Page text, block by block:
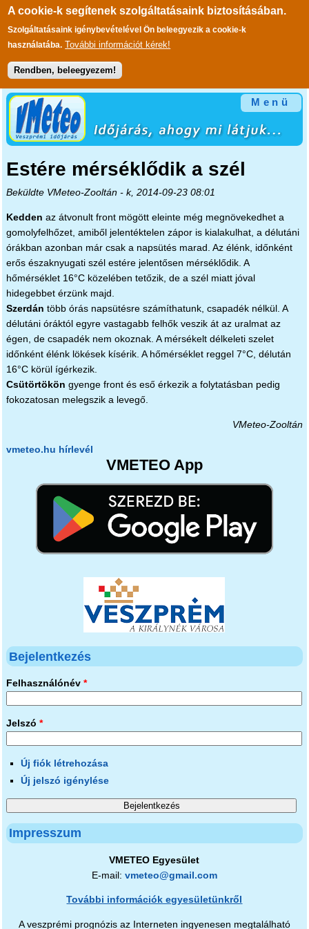
A cookie-k segítenek szolgáltatásaink biztosításában.
Szolgáltatásaink igénybevételével Ön beleegyezik a cookie-k
használatába. További információt kérek!
Rendben, beleegyezem!
Ugrás a tartalomra
Menü
Estére mérséklődik a szél
Beküldte VMeteo-Zooltán- k, 2014-09-23 08:01
Kedden az átvonult front mögött eleinte még megnövekedhet a
gomolyfelhőzet, amiből jelentéktelen zápor is kialakulhat, a délutáni
órákban azonban már csak a napsütés marad. Az élénk, időnként
erős északnyugati szél estére jelentősen mérséklődik. A
hőmérséklet 16°C közelében tetőzik, de a szél miatt jóval
hidegebbet érzünk majd.
Szerdán több órás napsütésre számíthatunk, csapadék nélkül. A
délutáni óráktól egyre vastagabb felhők veszik át az uralmat az
égen, de csapadék nem okoznak. A mérsékelt délkeleti szelet
időnként élénk lökések kísérik. A hőmérséklet reggel 7°C, délután
16°C körül ígérkezik.
Csütörtökön gyenge front és eső érkezik a folytatásban pedig
fokozatosan melegszik a levegő.
VMeteo-Zooltán
vmeteo.hu hírlevél
VMETEO App
Bejelentkezés
Felhasználónév *
Jelszó *
Új fiók létrehozása
Új jelszó igénylése
Impresszum
VMETEO Egyesület
E-mail: vmeteo@gmail.com
További információk egyesületünkről
A veszprémi prognózis az Interneten ingyenesen megtalálható